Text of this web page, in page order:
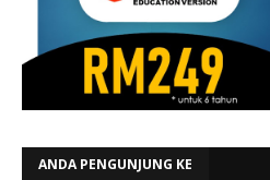
ANDA PENGUNJUNG KE